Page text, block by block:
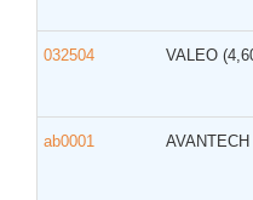
032504 VALEO
ab0001 AVANTECH